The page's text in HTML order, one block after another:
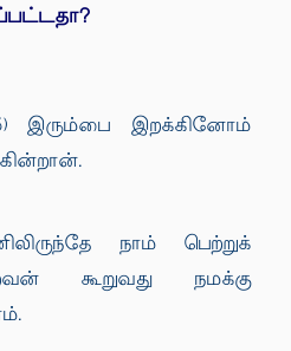
இரும்பை இறக்கினோம்
நாம் பெற்றுக்
கூறுவது நமக்கு